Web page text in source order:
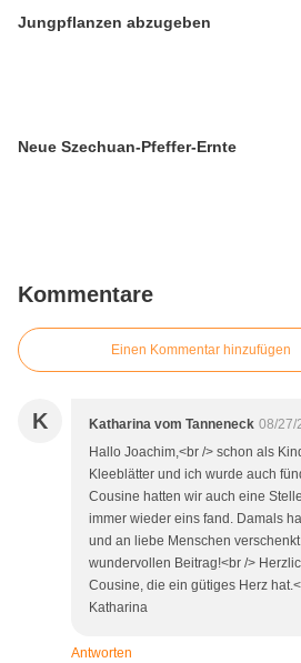
Jungpflanzen abzugeben
Neue Szechuan-Pfeffer-Ernte
Kommentare
Einen Kommentar hinzufügen
K Katharina vom Tanneneck 08/27/
Hallo Joachim,<br /> schon als
Kleeblätter und ich wurde auch
Cousine hatten wir auch eine
immer wieder eins fand. Damals
und an liebe Menschen
wundervollen Beitrag!<br />
Cousine, die ein gütiges Herz
Katharina
Antworten